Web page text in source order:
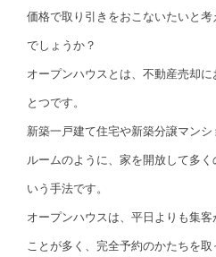
価格で取り引きをおこないたいと
でしょうか？
オープンハウスとは、不動産売却
とつです。
新築一戸建て住宅や新築分譲マン
ルームのように、家を開放して多
いう手法です。
オープンハウスは、平日よりも集
ことが多く、完全予約のかたちを